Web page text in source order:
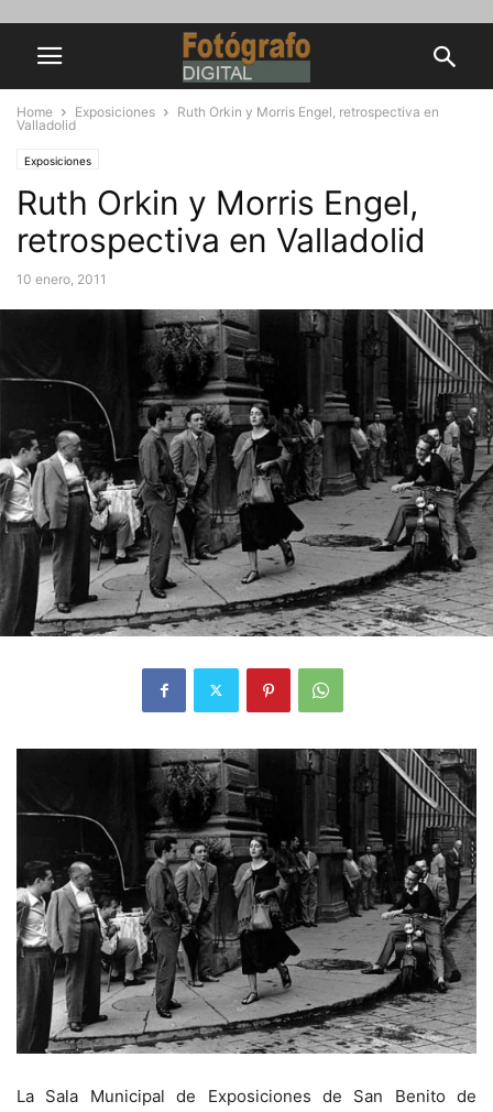
Home Exposiciones
Ruth Orkin y Morris Engel, retrospectiva en
Valladolid
Exposiciones
Ruth Orkin y Morris Engel,
retrospectiva en Valladolid
10 enero, 2011
La Sala Municipal de Exposiciones de San Benito de